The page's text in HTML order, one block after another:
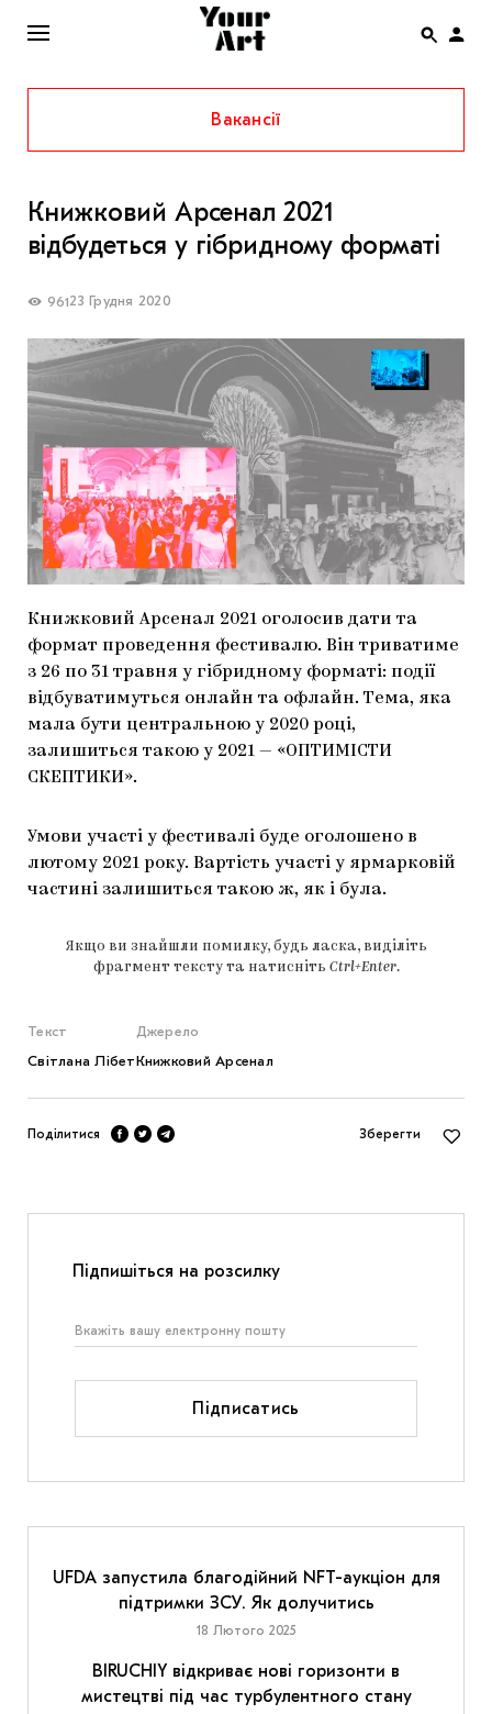
ENG
НОВИНИ
АФІША
ІНТЕРВ’Ю
КОЛОНКИ
СПЕЦПРОЄКТИ
THE UKRAINIAN PAVILION AT VENICE BIENNALE
2022
МАРІУПОЛЬСЬКІ МАРГІНАЛІЇ
ДОСЛІДНИЦЬКА ПЛАТФОРМА
CARPATHIAN CULT ПРО РІЗДВЯНІ СВЯТА
Вакансії
Книжковий Арсенал 2021
відбудеться у гібридному форматі
96123 Грудня 2020
Книжковий Арсенал 2021 оголосив дати та
формат проведення фестивалю. Він триватиме
з 26 по 31 травня у гібридному форматі: події
відбуватимуться онлайн та офлайн. Тема, яка
мала бути центральною у 2020 році,
залишиться такою у 2021 — «ОПТИМІСТИ
СКЕПТИКИ».
Умови участі у фестивалі буде оголошено в
лютому 2021 року. Вартість участі у ярмарковій
частині залишиться такою ж, як і була.
Якщо ви знайшли помилку, будь ласка, виділіть
фрагмент тексту та натисніть Ctrl+Enter.
Текст
Світлана Лібет
Джерело
Книжковий Арсенал
Поділитися Зберегти
Підпишіться на розсилку
Підписатись
UFDA запустила благодійний NFT-аукціон для
підтримки ЗСУ. Як долучитись
18 Лютого 2025
BIRUCHIY відкриває нові горизонти в
мистецтві під час турбулентного стану